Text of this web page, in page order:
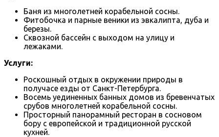
Баня из многолетней корабельной сосны.
Фитобочка и парные веники из эвкалипта, дуба и
березы.
Сквозной бассейн с выходом на улицу и
лежаками.
Услуги:
Роскошный отдых в окружении природы в
получасе езды от Санкт-Петербурга.
Восемь уединенных банных домов из бревенчатых
срубов многолетней корабельной сосны.
Просторный панорамный ресторан в сосновом
бору с европейской и традиционной русской
кухней.